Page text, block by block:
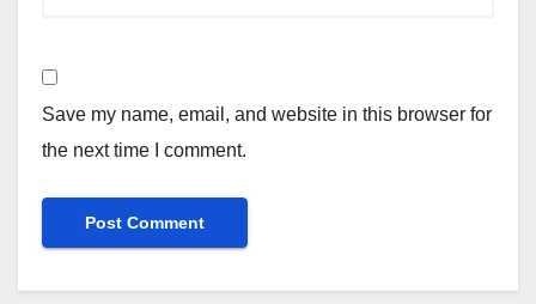
Save my name, email, and website in this browser for
the next time I comment.